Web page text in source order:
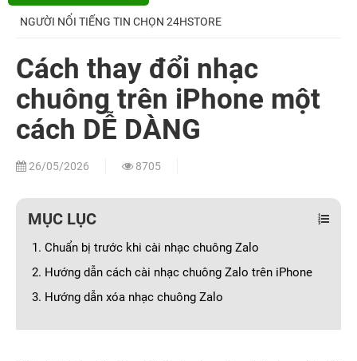
NGƯỜI NỔI TIẾNG TIN CHỌN 24HSTORE
Cách thay đổi nhạc
chuông trên iPhone một
cách DỄ DÀNG
26/05/2026 8705
MỤC LỤC
1. Chuẩn bị trước khi cài nhạc chuông Zalo
2. Hướng dẫn cách cài nhạc chuông Zalo trên iPhone
3. Hướng dẫn xóa nhạc chuông Zalo